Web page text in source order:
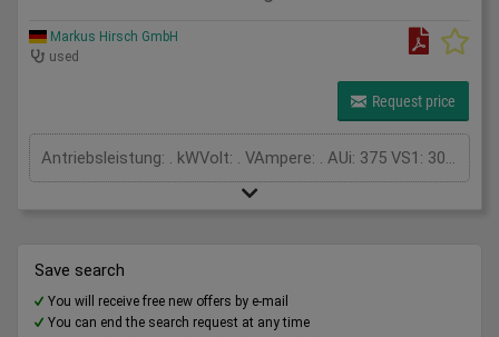
Markus Hirsch GmbH
used
Request price
Antriebsleistung: . kWVolt: . VAmpere: . AUi: 375 VS1: 3000 /minHaltebremse: EBD 4M 24V- 34W
Save search
You will receive free new offers by e-mail
You can end the search request at any time